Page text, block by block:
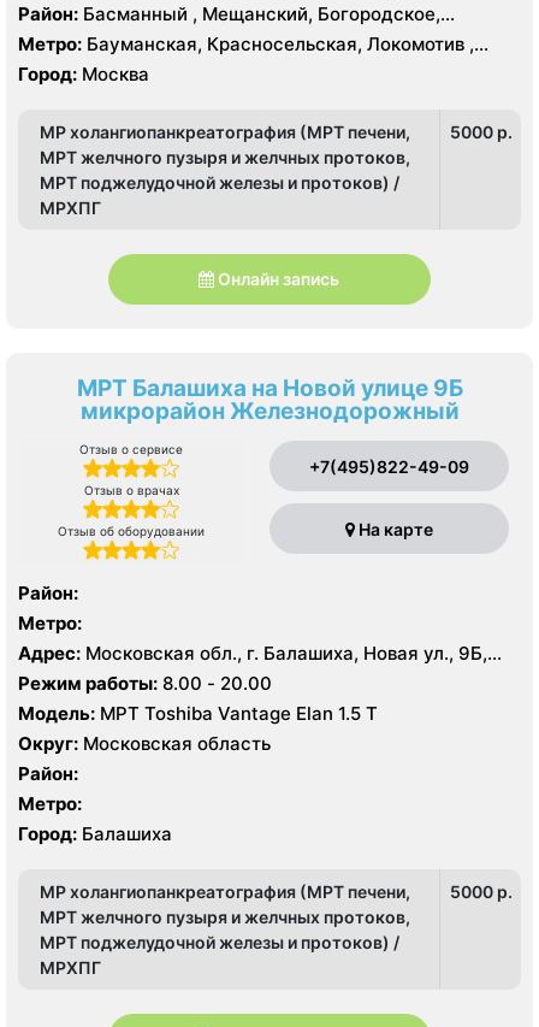
Район: Басманный , Мещанский, Богородское,
Восточный, Восточное Измайлово, Гольяново,
Измайлово, Метрогородок, Северное Измайлово,
Соколиная Гора, Сокольники, Лефортово
Метро: Бауманская, Красносельская, Локомотив ,
Преображенская площадь, Сокольники, Черкизовская,
Электрозаводская
Город: Москва
МР холангиопанкреатография (МРТ печени,
МРТ желчного пузыря и желчных протоков,
МРТ поджелудочной железы и протоков) /
МРХПГ
5000 p.
Онлайн запись
МРТ Балашиха на Новой улице 9Б
микрорайон Железнодорожный
Отзыв о сервисе
Отзыв о врачах
Отзыв об оборудовании
+7(495)822-49-09
На карте
Район:
Метро:
Адрес: Московская обл., г. Балашиха, Новая ул., 9Б,
микрорайон Железнодорожный
Режим работы: 8.00 - 20.00
Модель: МРТ Toshiba Vantage Elan 1.5 Т
Округ: Московская область
Район:
Метро:
Город: Балашиха
МР холангиопанкреатография (МРТ печени,
МРТ желчного пузыря и желчных протоков,
МРТ поджелудочной железы и протоков) /
МРХПГ
5000 p.